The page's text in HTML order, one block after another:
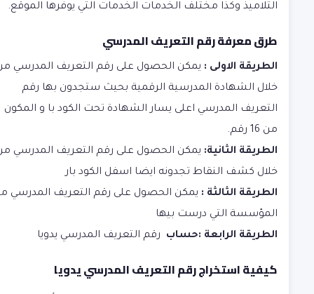
التلاميذ وكذا مختلف الخدمات الخدمات التي يوفرها الموقع.
طرق معرفة رقم التعريف المدرسي
الطريقة الاولى : يمكن الحصول على رقم التعريف المدرسي
خلال الشهادة المدرسية الرقمية بحيث ستجدون بها رقم
التعريف المدرسي اعلى يسار الشهادة تحت الكود با و المكون
من 16 رقم.
الطريقة الثانية: يمكن الحصول على رقم التعريف المدرسي
خلال كشف النقاط تجدونه ايضا اسفل الكود بار
الطريقة الثالثة : يمكن الحصول على رقم التعريف المدرسي
المؤسسة التي درست بيها
الطريقة الرابعة :حساب
رقم التعريف المدرسي يدويا
كيفية استخراج رقم التعريف المدرسي يدويا